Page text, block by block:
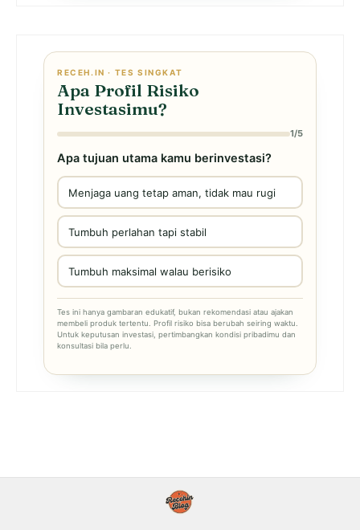
RECEH.IN · TES SINGKAT
Apa Profil Risiko
Investasimu?
1/5
Apa tujuan utama kamu berinvestasi?
Menjaga uang tetap aman, tidak mau rugi
Tumbuh perlahan tapi stabil
Tumbuh maksimal walau berisiko
Tes ini hanya gambaran edukatif, bukan rekomendasi atau ajakan
membeli produk tertentu. Profil risiko bisa berubah seiring waktu.
Untuk keputusan investasi, pertimbangkan kondisi pribadimu dan
konsultasi bila perlu.